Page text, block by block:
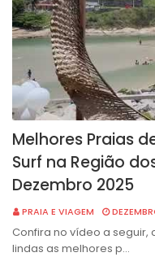
Melhores Praias
Surf na Região
Dezembro 2025
PRAIA E VIAGEM
Confira no vídeo a seguir,
lindas as melhores p…